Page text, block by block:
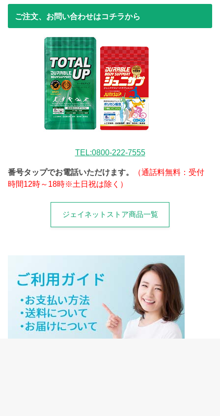
ご注文、お問い合わせはコチラから
TEL:0800-222-7555
番号タップでお電話いただけます。
（通話料無料：受付
時間12時～18時※土日祝は除く）
ジェイネットストア商品一覧